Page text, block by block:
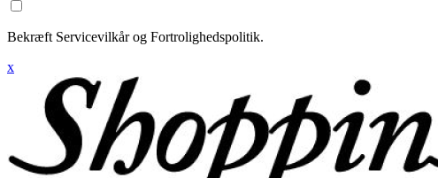
Bekræft Servicevilkår og Fortrolighedspolitik.
x